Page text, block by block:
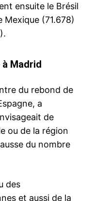
ensuite le Brésil
Mexique (71.678)
Madrid
du rebond de
a
de
ou de la région
du nombre
des
et aussi de la